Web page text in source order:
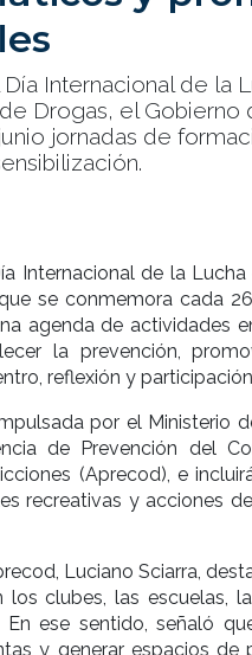
Internacional de la
Drogas, el Gobierno
jornadas de
Internacional de la
se conmemora cada
agenda de actividades
la prevención,
reflexión y
por el Ministerio
de Prevención del
(Aprecod), e
recreativas y acciones
Luciano Sciarra,
clubes, las escuelas,
En ese sentido, señaló
y generar espacios